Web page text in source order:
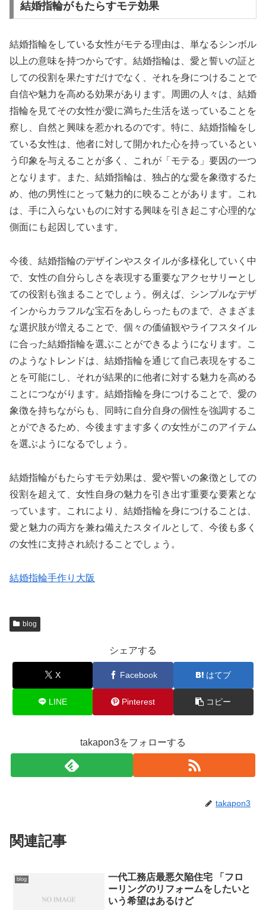
結婚指輪がもたらすモテ効果
結婚指輪をしている女性がモテる理由は、単なるシンボル
以上の意味を持つからです。結婚指輪は、愛と誓いの証と
しての役割を果たすだけでなく、それを身につけることで
自信や魅力を高める効果があります。周囲の人々は、結婚
指輪を見てその女性が愛に満ちた生活を送っていることを
察し、自然と興味を惹かれるのです。特に、結婚指輪をし
ている女性は、他者に対して開かれた心を持っているとい
う印象を与えることが多く、これが「モテる」要因の一つ
となります。また、結婚指輪は、独占的な愛を象徴するた
め、他の男性にとって魅力的に映ることがあります。これ
は、手に入らないものに対する興味を引き起こす心理的な
側面にも起因しています。
今後、結婚指輪のデザインやスタイルが多様化していく中
で、女性の自分らしさを表現する重要なアクセサリーとし
ての役割も強まることでしょう。例えば、シンプルなデザ
インからカラフルな宝石をあしらったものまで、さまざま
な選択肢が増えることで、個々の価値観やライフスタイル
に合った結婚指輪を選ぶことができるようになります。こ
のようなトレンドは、結婚指輪を通じて自己表現をするこ
とを可能にし、それが結果的に他者に対する魅力を高める
ことにつながります。結婚指輪を身につけることで、愛の
象徴を持ちながらも、同時に自分自身の個性を強調するこ
とができるため、今後ますます多くの女性がこのアイテム
を選ぶようになるでしょう。
結婚指輪がもたらすモテ効果は、愛や誓いの象徴としての
役割を超えて、女性自身の魅力を引き出す重要な要素とな
っています。これにより、結婚指輪を身につけることは、
愛と魅力の両方を兼ね備えたスタイルとして、今後も多く
の女性に支持され続けることでしょう。
結婚指輪手作り大阪
blog
シェアする
X Facebook はてブ
LINE Pinterest コピー
takapon3をフォローする
takapon3
関連記事
blog
一代工務店最悪欠陥住宅 「フロ
ーリングのリフォームをしたいと
いう希望はあるけど